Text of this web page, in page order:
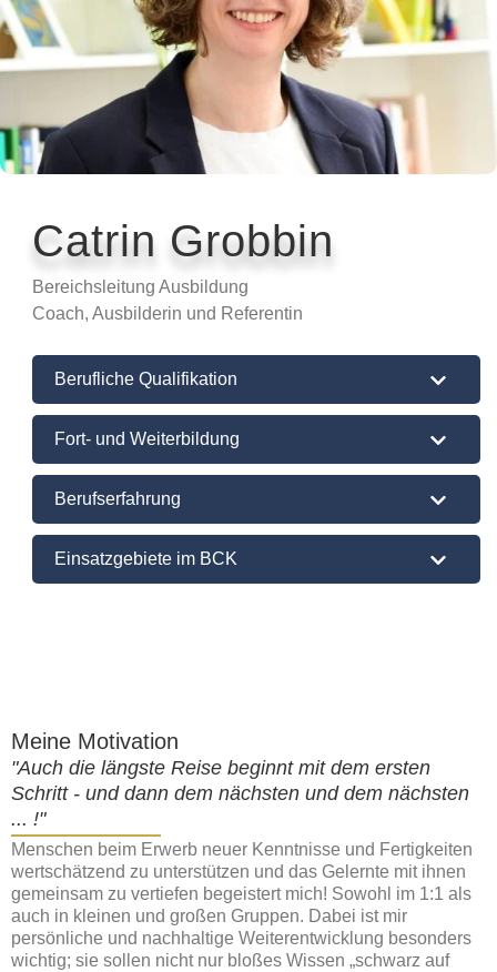
Catrin Grobbin
Bereichsleitung Ausbildung
Coach, Ausbilderin und Referentin
Berufliche Qualifikation
Fort- und Weiterbildung
Berufserfahrung
Einsatzgebiete im BCK
Meine Motivation
"Auch die längste Reise beginnt mit dem ersten
Schritt - und dann dem nächsten und dem nächsten
... !"
Menschen beim Erwerb neuer Kenntnisse und Fertigkeiten
wertschätzend zu unterstützen und das Gelernte mit ihnen
gemeinsam zu vertiefen begeistert mich! Sowohl im 1:1 als
auch in kleinen und großen Gruppen. Dabei ist mir
persönliche und nachhaltige Weiterentwicklung besonders
wichtig; sie sollen nicht nur bloßes Wissen „schwarz auf